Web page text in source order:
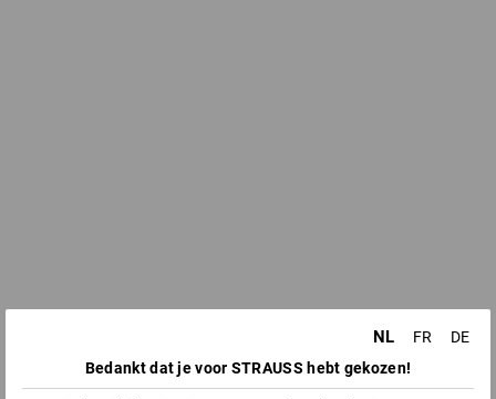
NL FR
DE
Bedankt dat je voor STRAUSS hebt gekozen!